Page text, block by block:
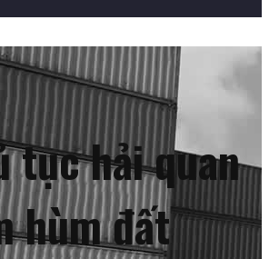
tục hải quan
hùm đất